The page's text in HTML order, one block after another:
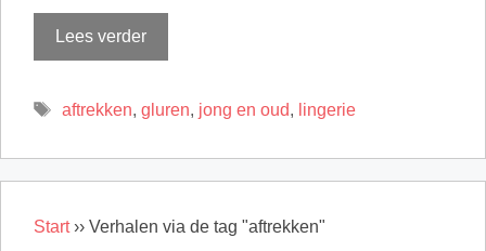
Lees verder
Tags
aftrekken, gluren, jong en oud, lingerie
Start›› Verhalen via de tag "aftrekken"